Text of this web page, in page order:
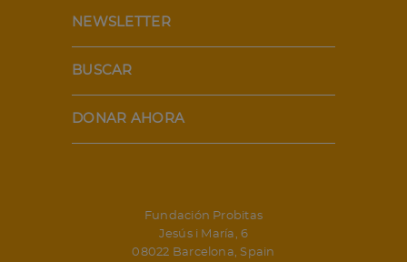
NEWSLETTER
BUSCAR
DONAR AHORA
Fundación Probitas
Jesús i María, 6
08022 Barcelona, Spain